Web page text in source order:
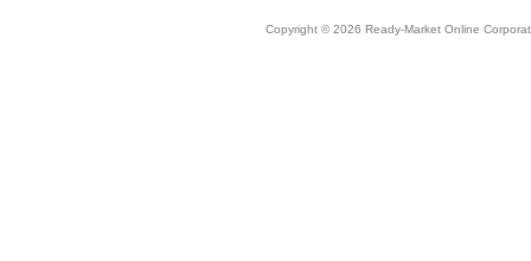
Copyright © 2026 Ready-Market Online